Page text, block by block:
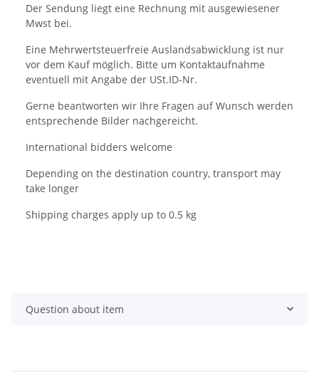
Der Sendung liegt eine Rechnung mit ausgewiesener
Mwst bei.
Eine Mehrwertsteuerfreie Auslandsabwicklung ist nur
vor dem Kauf möglich. Bitte um Kontaktaufnahme
eventuell mit Angabe der USt.ID-Nr.
Gerne beantworten wir Ihre Fragen auf Wunsch werden
entsprechende Bilder nachgereicht.
International bidders welcome
Depending on the destination country, transport may
take longer
Shipping charges apply up to 0.5 kg
Question about item